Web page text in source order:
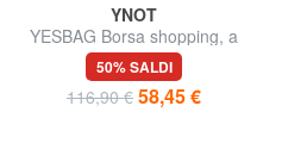
YNOT
YESBAG Borsa shopping, a
spalla
50% SALDI
116,90 € 58,45 €